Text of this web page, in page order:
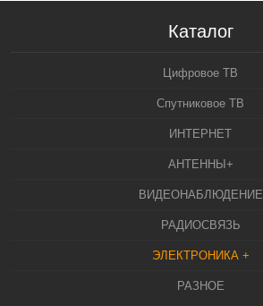
Каталог
Цифровое ТВ
Спутниковое ТВ
ИНТЕРНЕТ
АНТЕННЫ+
ВИДЕОНАБЛЮДЕНИЕ
РАДИОСВЯЗЬ
ЭЛЕКТРОНИКА +
РАЗНОЕ